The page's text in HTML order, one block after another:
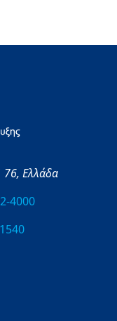
76, Ελλάδα
4000
1540